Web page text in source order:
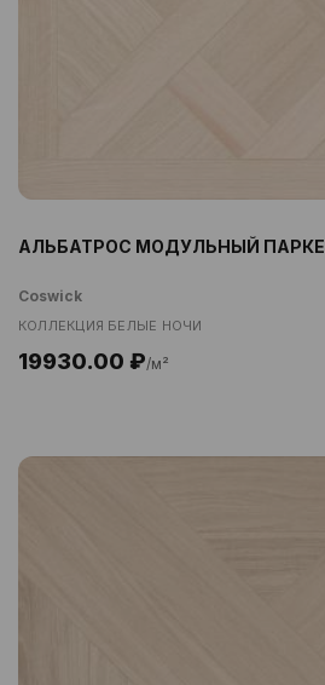
АЛЬБАТРОС МОДУЛЬНЫЙ
Coswick
КОЛЛЕКЦИЯ БЕЛЫЕ НОЧИ
19930.00 ₽/м²